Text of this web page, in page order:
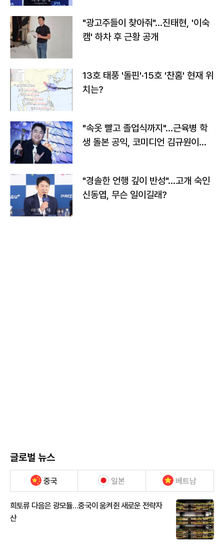
"광고주들이 찾아줘"…진태현, '이숙
캠' 하차 후 근황 공개
13호 태풍 '돌핀'·15호 '찬홈' 현재 위
치는?
"속옷 빨고 졸업식까지"…근육병 학
생 돌본 공익, 코미디언 김규원이었
"경솔한 언행 깊이 반성"…고개 숙인
신동엽, 무슨 일이길래?
글로벌 뉴스
중국 일본 베트남
희토류 다음은 광모듈…중국이 움켜쥔 새로운 전략자
산